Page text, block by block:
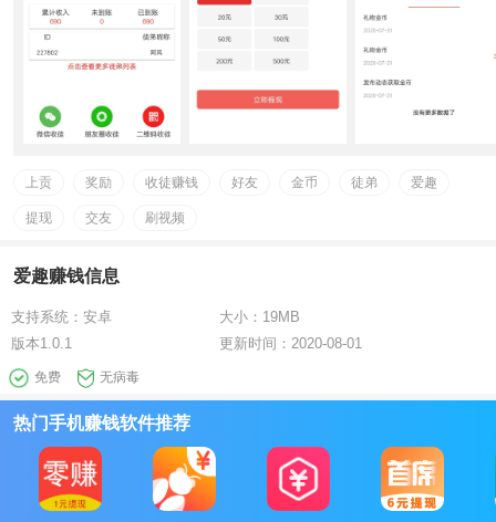
最大30%上贡奖励
一级好友最大30%上贡
微信取现
上贡 奖励 收徒赚钱 好友 金币 徒弟 爱趣
提现 交友 刷视频
爱趣赚钱信息
支持系统： 安卓 大小： 19MB
版本1.0.1 更新时间：2020-08-01
免费 无病毒
热门手机赚钱软件推荐